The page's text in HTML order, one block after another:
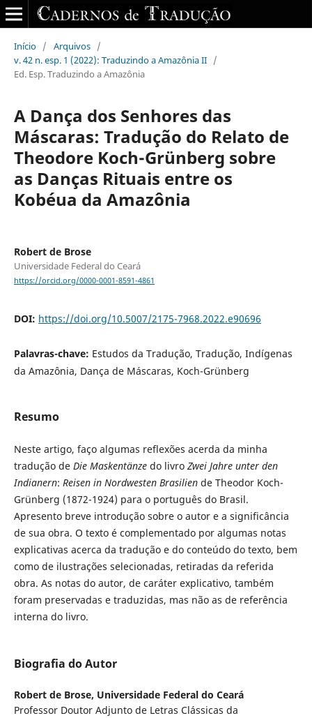
Início / Arquivos /
v. 42 n. esp. 1 (2022): Traduzindo a Amazônia II /
Ed. Esp. Traduzindo a Amazônia
A Dança dos Senhores das
Máscaras: Tradução do Relato de
Theodore Koch-Grünberg sobre
as Danças Rituais entre os
Kobéua da Amazônia
Robert de Brose
Universidade Federal do Ceará
https://orcid.org/0000-0001-8591-4861
DOI: https://doi.org/10.5007/2175-7968.2022.e90696
Palavras-chave: Estudos da Tradução, Tradução, Indígenas
da Amazônia, Dança de Máscaras, Koch-Grünberg
Resumo
Neste artigo, faço algumas reflexões acerda da minha
tradução de Die Maskentänzedo livro Zwei Jahre unter den
Indianern: Reisen in Nordwesten Brasiliende Theodor Koch-
Grünberg (1872-1924) para o português do Brasil.
Apresento breve introdução sobre o autor e a significância
de sua obra. O texto é complementado por algumas notas
explicativas acerca da tradução e do conteúdo do texto, bem
como de ilustrações selecionadas, retiradas da referida
obra. As notas do autor, de caráter explicativo, também
foram preservadas e traduzidas, mas não as de referência
interna do livro.
Biografia do Autor
Robert de Brose, Universidade Federal do Ceará
Professor Doutor Adjunto de Letras Clássicas da